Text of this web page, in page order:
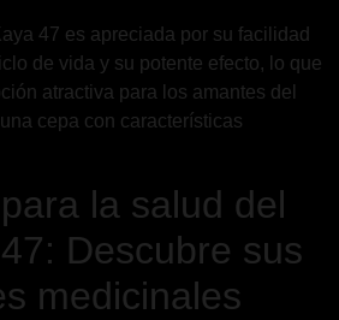
47 es apreciada por su facilidad
de vida y su potente efecto, lo que
atractiva para los amantes del
cepa con características
la salud del
Descubre sus
medicinales